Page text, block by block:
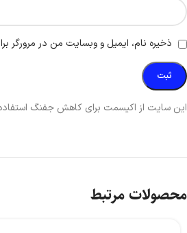
ذخیره نام، ایمیل و وبسایت من در مرورگر
این سایت از اکیسمت برای کاهش جفنگ
محصولات مرتبط